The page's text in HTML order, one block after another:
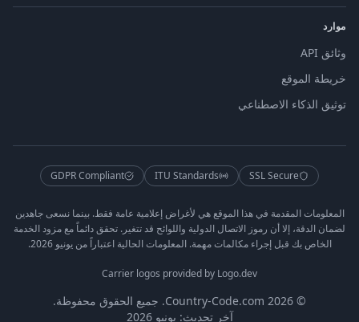
موارد
وثائق API
خريطة الموقع
توثيق الذكاء الاصطناعي
SSL Secure
ITU Standards
GDPR Compliant
المعلومات المقدمة في هذا الموقع هي لأغراض إعلامية عامة فقط. بينما نسعى جاهدين
لضمان الدقة، إلا أن رموز الاتصال الدولية واللوائح قد تتغير. تحقق دائماً مع مزود الخدمة
الخاص بك قبل إجراء مكالمات مهمة. المعلومات الحالية اعتباراً من يونيو 2026.
Carrier logos provided by Logo.dev
© 2026 Country-Code.com. جميع الحقوق محفوظة.
آخر تحديث: يونيو 2026